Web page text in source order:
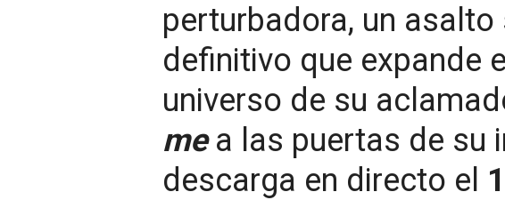
perturbadora, un asalto
definitivo que expande
universo de su
mea las puertas de su
descarga en directo el